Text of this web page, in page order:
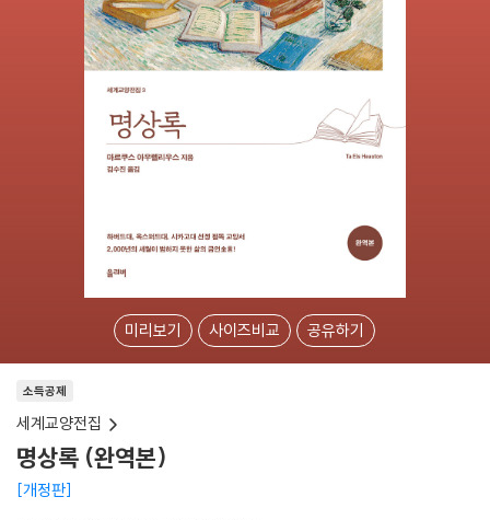
미리보기 사이즈비교 공유하기
소득공제
세계교양전집
명상록 (완역본)
개정판